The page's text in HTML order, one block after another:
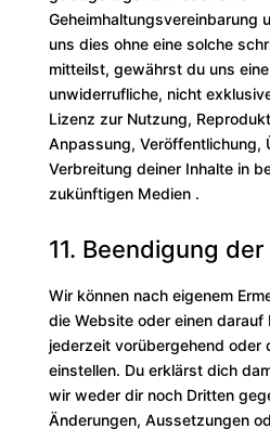
Geheimhaltungsvereinbarung
uns dies ohne eine solche
mitteilst, gewährst du uns
unwiderrufliche, nicht
Lizenz zur Nutzung,
Anpassung, Veröffentlichung,
Verbreitung deiner Inhalte in
zukünftigen Medien .
11. Beendigung
Wir können nach eigenem
die Website oder einen darauf
jederzeit vorübergehend oder
einstellen. Du erklärst dich
wir weder dir noch Dritten
Änderungen, Aussetzungen